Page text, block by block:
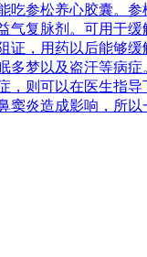
吃参松养心胶囊。参
气复脉剂。可用于
证，用药以后能够缓
多梦以及盗汗等病
，则可以在医生指
窦炎造成影响，所以